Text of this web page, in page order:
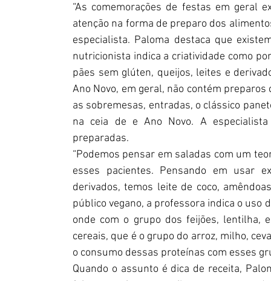
“As comemorações de festas em geral
atenção na forma de preparo dos
especialista. Paloma destaca que
nutricionista indica a criatividade como
pães sem glúten, queijos, leites e
Ano Novo, em geral, não contém
as sobremesas, entradas, o clássico
na ceia de e Ano Novo. A
preparadas.
“Podemos pensar em saladas com um
esses pacientes. Pensando em usar
derivados, temos leite de coco,
público vegano, a professora indica o uso
onde com o grupo dos feijões, lentilha,
cereais, que é o grupo do arroz, milho,
o consumo dessas proteínas com esses
Quando o assunto é dica de receita,